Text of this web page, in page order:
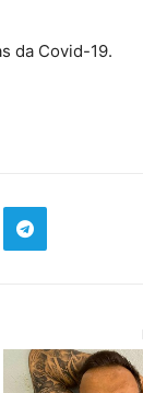
da Covid-19.